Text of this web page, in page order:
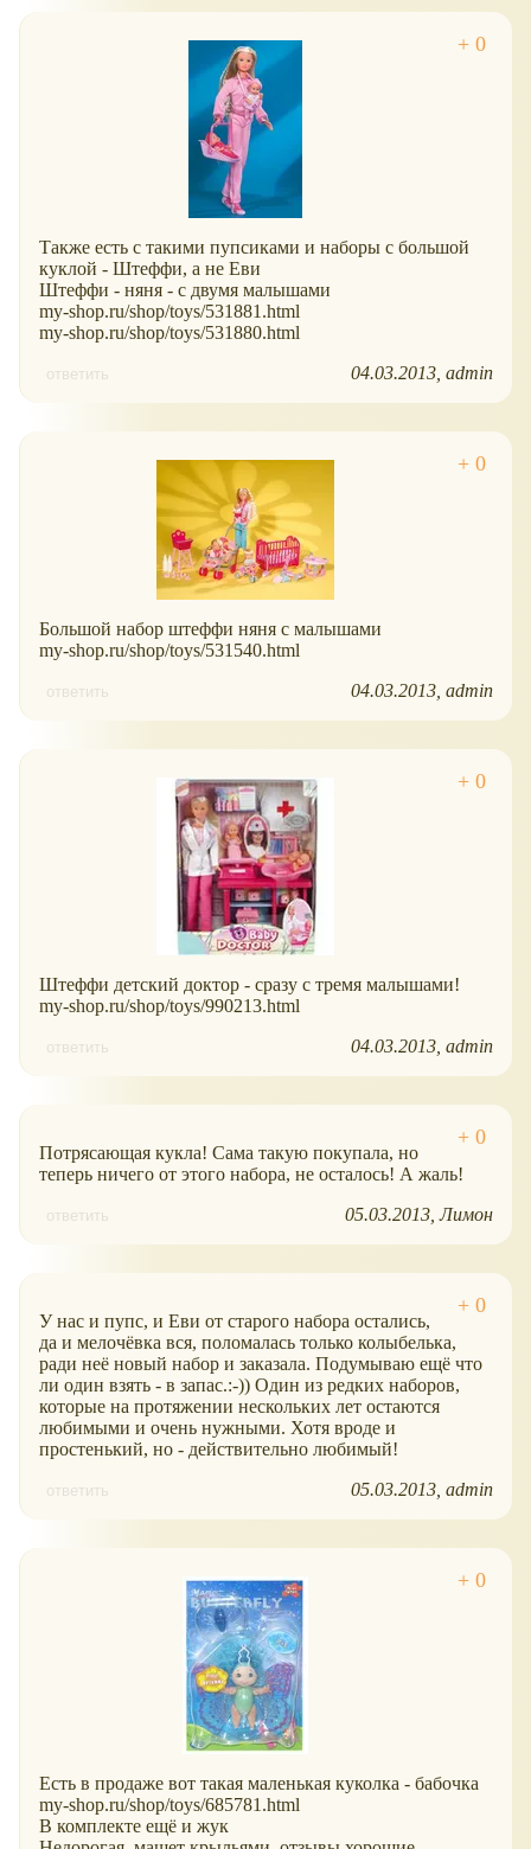
Также есть с такими пупсиками и наборы с большой
куклой - Штеффи, а не Еви
Штеффи - няня - с двумя малышами
my-shop.ru/shop/toys/531881.html
my-shop.ru/shop/toys/531880.html
ответить 04.03.2013 admin
Большой набор штеффи няня с малышами
my-shop.ru/shop/toys/531540.html
ответить 04.03.2013 admin
Штеффи детский доктор - сразу с тремя малышами!
my-shop.ru/shop/toys/990213.html
ответить 04.03.2013 admin
Потрясающая кукла! Сама такую покупала, но
теперь ничего от этого набора, не осталось! А жаль!
ответить 05.03.2013 Лимон
У нас и пупс, и Еви от старого набора остались,
да и мелочёвка вся, поломалась только колыбелька,
ради неё новый набор и заказала. Подумываю ещё что
ли один взять - в запас.:-)) Один из редких наборов,
которые на протяжении нескольких лет остаются
любимыми и очень нужными. Хотя вроде и
простенький, но - действительно любимый!
ответить 05.03.2013 admin
Есть в продаже вот такая маленькая куколка - бабочка
my-shop.ru/shop/toys/685781.html
В комплекте ещё и жук